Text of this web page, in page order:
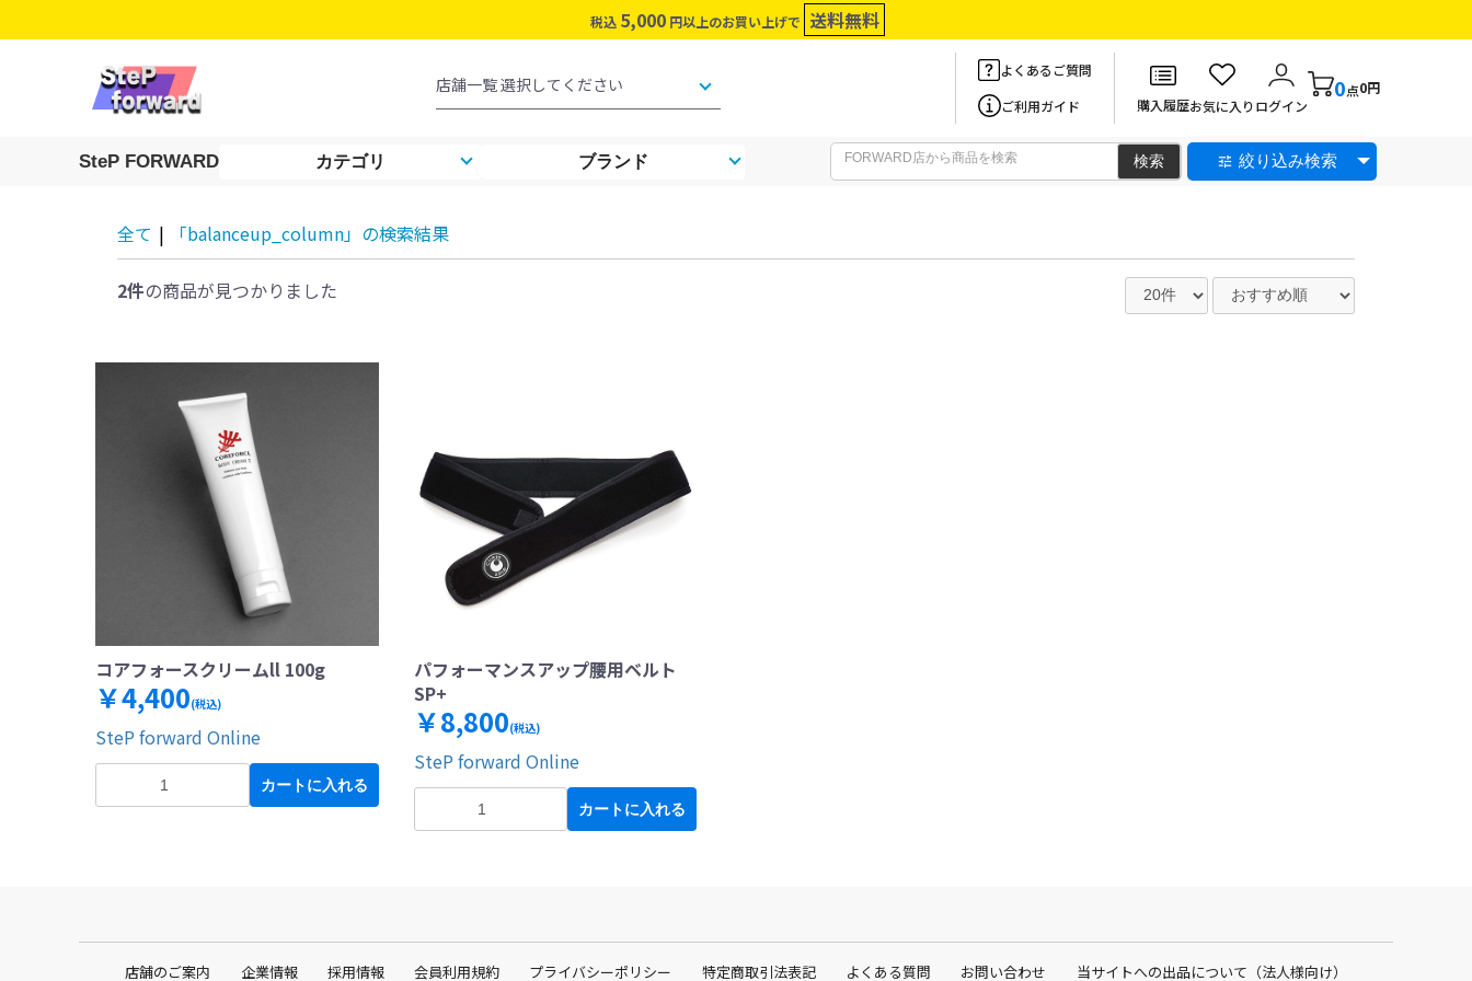
税込 5,000 円以上のお買い上げで 送料無料
よくあるご質問
ご利用ガイド
購入履歴お気に入りログイン
0点0円
SteP FORWARD カテゴリ ブランド 絞り込み検索
全て | 「balanceup_column」の検索結果
2件の商品が見つかりました
コアフォースクリームll 100g
￥4,400(税込)
SteP forward Online
カートに入れる
パフォーマンスアップ腰用ベルト
SP+
￥8,800(税込)
SteP forward Online
カートに入れる
店舗のご案内 企業情報 採用情報 会員利用規約 プライバシーポリシー 特定商取引法表記 よくある質問 お問い合わせ 当サイトへの出品について（法人様向け）